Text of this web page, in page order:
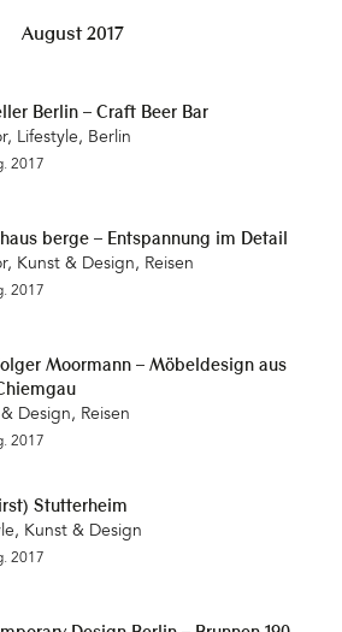
August 2017
Berlin – Craft Beer Bar
, Lifestyle, Berlin
2017
berge – Entspannung im Detail
, Kunst & Design, Reisen
2017
Moormann – Möbeldesign aus
Design, Reisen
2017
Stutterheim
, Kunst & Design
2017